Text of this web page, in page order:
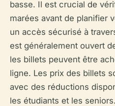
basse. Il est crucial de
marées avant de planifier
un accès sécurisé à
est généralement ouvert
les billets peuvent être
ligne. Les prix des billets
avec des réductions
les étudiants et les seniors.